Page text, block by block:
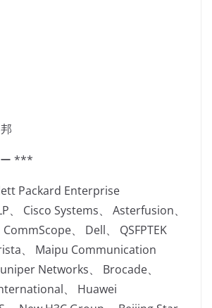
***
Packard Enterprise
、 Cisco Systems、 Asterfusion、
、 Dell、 QSFPTEK
、 Maipu Communication
Networks、 Brocade、
、 Huawei